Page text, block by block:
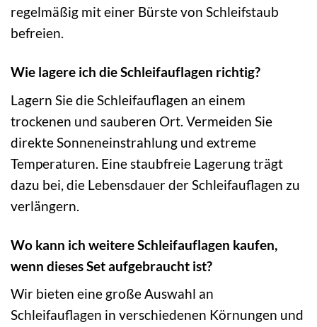
regelmäßig mit einer Bürste von Schleifstaub
befreien.
Wie lagere ich die Schleifauflagen richtig?
Lagern Sie die Schleifauflagen an einem
trockenen und sauberen Ort. Vermeiden Sie
direkte Sonneneinstrahlung und extreme
Temperaturen. Eine staubfreie Lagerung trägt
dazu bei, die Lebensdauer der Schleifauflagen zu
verlängern.
Wo kann ich weitere Schleifauflagen kaufen,
wenn dieses Set aufgebraucht ist?
Wir bieten eine große Auswahl an
Schleifauflagen in verschiedenen Körnungen und